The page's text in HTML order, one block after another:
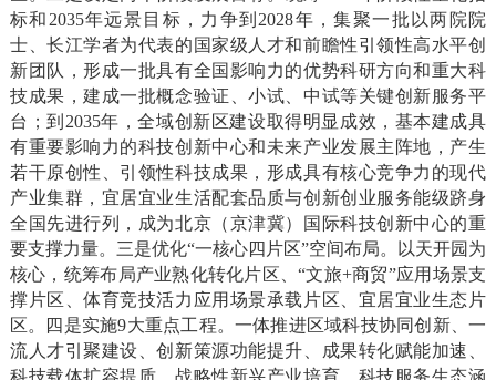
标和2035年远景目标，力争到2028年，集聚一批以两院院
士、长江学者为代表的国家级人才和前瞻性引领性高水平创
新团队，形成一批具有全国影响力的优势科研方向和重大科
技成果，建成一批概念验证、小试、中试等关键创新服务平
台；到2035年，全域创新区建设取得明显成效，基本建成具
有重要影响力的科技创新中心和未来产业发展主阵地，产生
若干原创性、引领性科技成果，形成具有核心竞争力的现代
产业集群，宜居宜业生活配套品质与创新创业服务能级跻身
全国先进行列，成为北京（京津冀）国际科技创新中心的重
要支撑力量。三是优化“一核心四片区”空间布局。以天开园为
核心，统筹布局产业熟化转化片区、“文旅+商贸”应用场景支
撑片区、体育竞技活力应用场景承载片区、宜居宜业生态片
区。四是实施9大重点工程。一体推进区域科技协同创新、一
流人才引聚建设、创新策源功能提升、成果转化赋能加速、